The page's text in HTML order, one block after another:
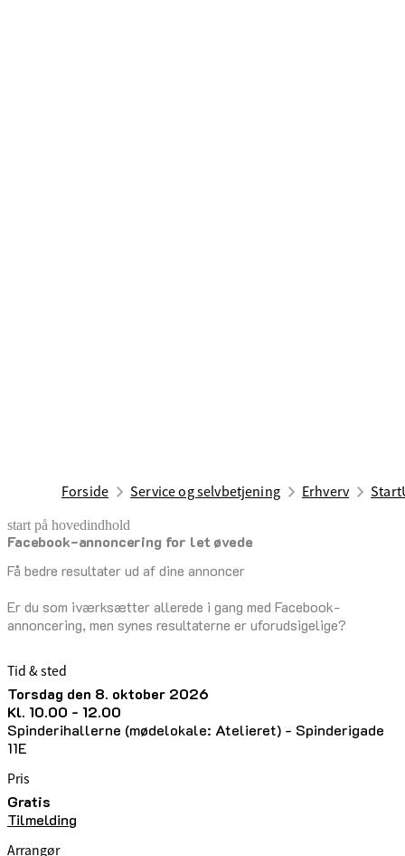
Forside Service og selvbetjening Erhverv
start på hovedindhold
Facebook-annoncering for let øvede
Få bedre resultater ud af dine annoncer
Er du som iværksætter allerede i gang med Facebook-
annoncering, men synes resultaterne er uforudsigelige?
senest opdateret 25. juni 2026
Tid & sted
torsdag den 8. oktober 2026
kl. 10.00 - 12.00
Spinderihallerne (mødelokale: Atelieret) - Spinderigade
11E
Pris
Gratis
Tilmelding
Arrangør